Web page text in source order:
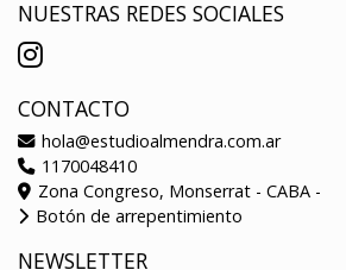
NUESTRAS REDES SOCIALES
CONTACTO
hola@estudioalmendra.com.ar
1170048410
Zona Congreso, Monserrat - CABA -
Botón de arrepentimiento
NEWSLETTER